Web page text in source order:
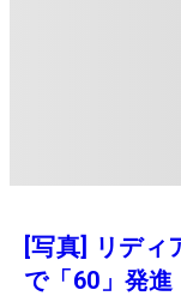
[写真] リディ
で「60」発